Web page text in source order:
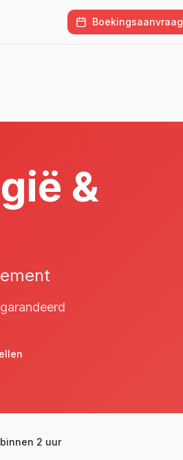
Boekingsaanvraag
&
2 uur